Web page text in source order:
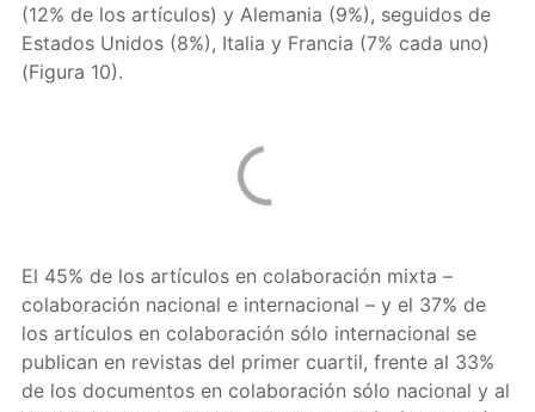
(12% de los artículos) y Alemania (9%), seguidos de
Estados Unidos (8%), Italia y Francia (7% cada uno)
(Figura 10).
El 45% de los artículos en colaboración mixta –
colaboración nacional e internacional – y el 37% de
los artículos en colaboración sólo internacional se
publican en revistas del primer cuartil, frente al 33%
de los documentos en colaboración sólo nacional y al